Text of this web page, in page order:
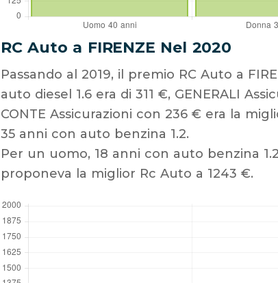
RC Auto a FIRENZE Nel 2020
Passando al 2019, il premio RC Auto a
auto diesel 1.6 era di 311 €, GENERALI
CONTE Assicurazioni con 236 € era la
35 anni con auto benzina 1.2.
Per un uomo, 18 anni con auto benzina 1.2
proponeva la miglior Rc Auto a 1243 €.